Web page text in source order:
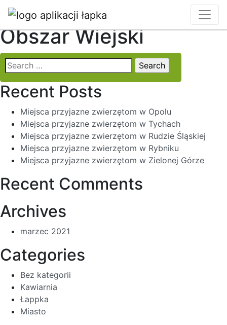
Locality:Jastarnia
Obszar Wiejski
Search
for:
Recent Posts
Miejsca przyjazne zwierzętom w Opolu
Miejsca przyjazne zwierzętom w Tychach
Miejsca przyjazne zwierzętom w Rudzie Śląskiej
Miejsca przyjazne zwierzętom w Rybniku
Miejsca przyjazne zwierzętom w Zielonej Górze
Recent Comments
Archives
marzec 2021
Categories
Bez kategorii
Kawiarnia
Łappka
Miasto